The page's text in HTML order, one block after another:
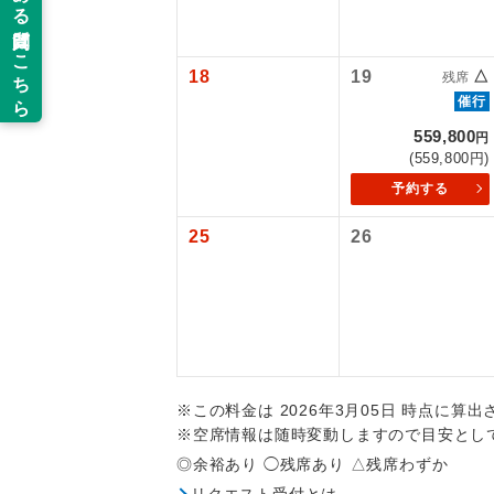
18 19 残席 △
催行
559,800円
(559,800円)
予約する
25 26
※この料金は 2026年3月05日 時点に算出
※空席情報は随時変動しますので目安とし
◎余裕あり ◯残席あり △残席わずか
※上記の燃油
関西国際空港
大人（12歳
【海外空港諸
旅行代金に
払いが必要
当ツアー
道などを利
世界
温
露天
トラベル